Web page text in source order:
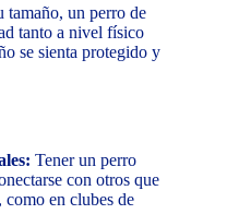
tamaño, un perro de
tanto a nivel físico
se sienta protegido y
Tener un perro
con otros que
como en clubes de